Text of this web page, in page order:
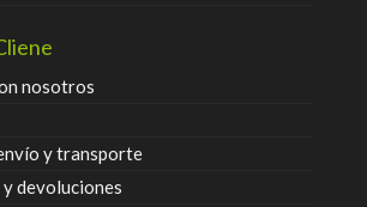
nosotros
y transporte
devoluciones